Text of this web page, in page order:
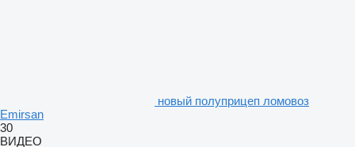
новый полуприцеп ломовоз
Emirsan
30
ВИДЕО